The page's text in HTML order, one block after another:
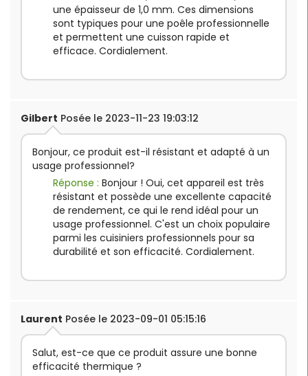
une épaisseur de 1,0 mm. Ces dimensions
sont typiques pour une poêle professionnelle
et permettent une cuisson rapide et
efficace. Cordialement.
Gilbert Posée le 2023-11-23 19:03:12
Bonjour, ce produit est-il résistant et adapté à un
usage professionnel?
Réponse : Bonjour ! Oui, cet appareil est très
résistant et possède une excellente capacité
de rendement, ce qui le rend idéal pour un
usage professionnel. C'est un choix populaire
parmi les cuisiniers professionnels pour sa
durabilité et son efficacité. Cordialement.
Laurent Posée le 2023-09-01 05:15:16
Salut, est-ce que ce produit assure une bonne
efficacité thermique ?